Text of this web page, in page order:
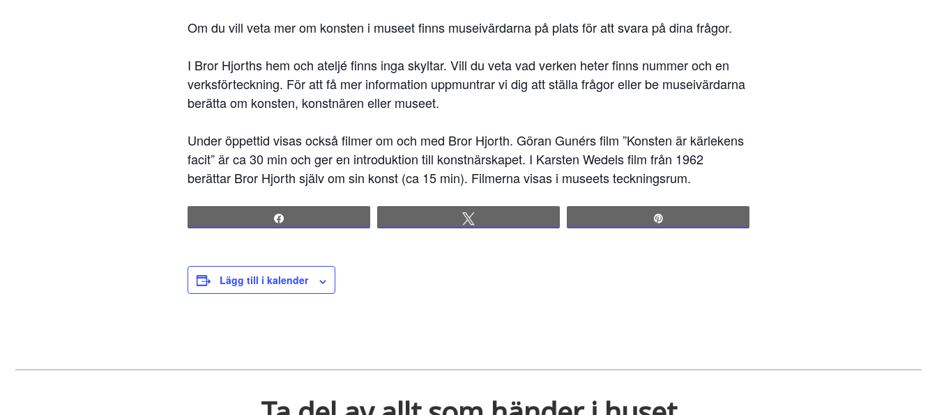
Om du vill veta mer om konsten i museet finns museivärdarna på plats för att svara på dina frågor.
I Bror Hjorths hem och ateljé finns inga skyltar. Vill du veta vad verken heter finns nummer och en
verksförteckning. För att få mer information uppmuntrar vi dig att ställa frågor eller be museivärdarna
berätta om konsten, konstnären eller museet.
Under öppettid visas också filmer om och med Bror Hjorth. Göran Gunérs film ”Konsten är kärlekens
facit” är ca 30 min och ger en introduktion till konstnärskapet. I Karsten Wedels film från 1962
berättar Bror Hjorth själv om sin konst (ca 15 min). Filmerna visas i museets teckningsrum.
Lägg till i kalender